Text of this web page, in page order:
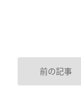
前の記事